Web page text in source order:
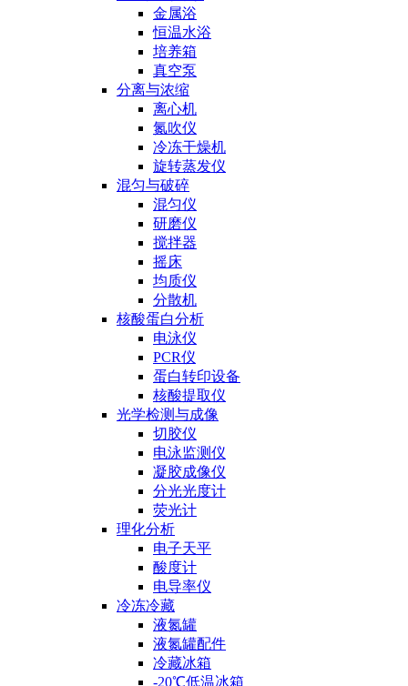
金属浴
恒温水浴
培养箱
真空泵
分离与浓缩
离心机
氮吹仪
冷冻干燥机
旋转蒸发仪
混匀与破碎
混匀仪
研磨仪
搅拌器
摇床
均质仪
分散机
核酸蛋白分析
电泳仪
PCR仪
蛋白转印设备
核酸提取仪
光学检测与成像
切胶仪
电泳监测仪
凝胶成像仪
分光光度计
荧光计
理化分析
电子天平
酸度计
电导率仪
冷冻冷藏
液氮罐
液氮罐配件
冷藏冰箱
-20℃低温冰箱